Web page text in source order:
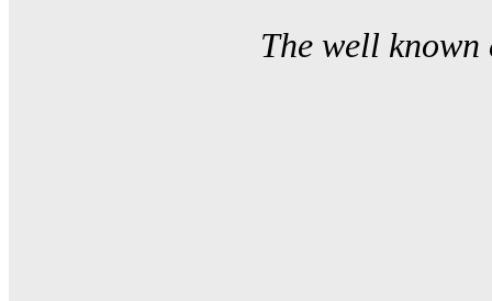
The well known